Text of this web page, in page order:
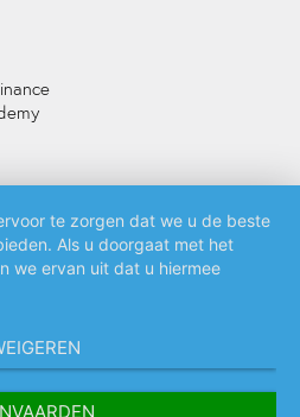
policy Cookie statement
te zorgen dat we u de beste
Als u doorgaat met het
we ervan uit dat u hiermee